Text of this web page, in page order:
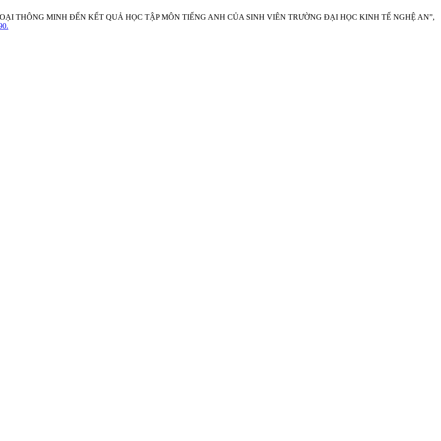
THÔNG MINH ĐẾN KẾT QUẢ HỌC TẬP MÔN TIẾNG ANH CỦA SINH VIÊN TRƯỜNG ĐẠI HỌC KINH TẾ NGHỆ AN”,